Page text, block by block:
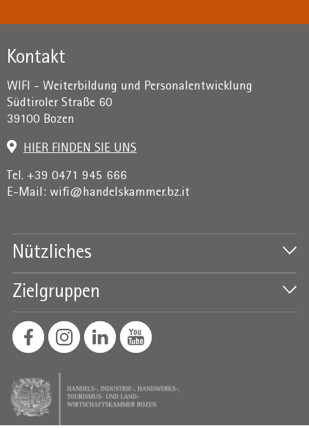
Kontakt
WIFI - Weiterbildung und Personalentwicklung
Südtiroler Straße 60
39100 Bozen
HIER FINDEN SIE UNS
Tel. +39 0471 945 666
E-Mail: wifi@handelskammer.bz.it
Nützliches
Zielgruppen